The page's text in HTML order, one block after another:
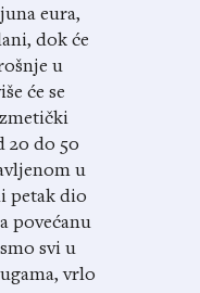
eura,
dok će
u
će se
20 do 50
u
petak dio
povećanu
svi u
vrlo